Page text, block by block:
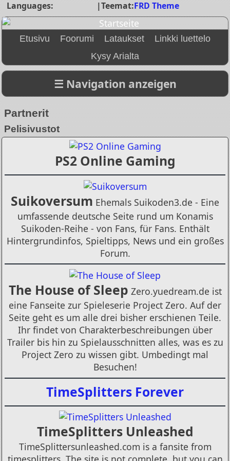
Languages: |Teemat:FRD Theme
Etusivu Foorumi Lataukset
Linkki luettelo
Kysy Arialta
Partnerit
Pelisivustot
PS2 Online Gaming
Suikoversum Ehemals Suikoden3.de - Eine
umfassende deutsche Seite rund um Konamis
Suikoden-Reihe - von Fans, für Fans. Enthält
Hintergrundinfos, Spieltipps, News und ein großes
Forum.
The House of Sleep Zero.yuedream.de ist
eine Fanseite zur Spieleserie Project Zero. Auf der
Seite geht es um alle drei bisher erschienen Teile.
Ihr findet von Charakterbeschreibungen über
Trailer bis hin zu Spielausschnitten alles, was es zu
Project Zero zu wissen gibt. Umbedingt mal
Besuchen!
TimeSplitters Forever
TimeSplitters Unleashed
TimeSplittersunleashed.com is a fansite from